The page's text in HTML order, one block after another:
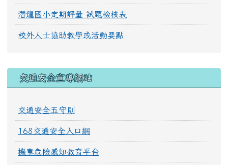
潛龍國小定期評量 試題檢核表
校外人士協助教學或活動要點
交通安全宣導網站
交通安全五守則
168交通安全入口網
機車危險感知教育平台